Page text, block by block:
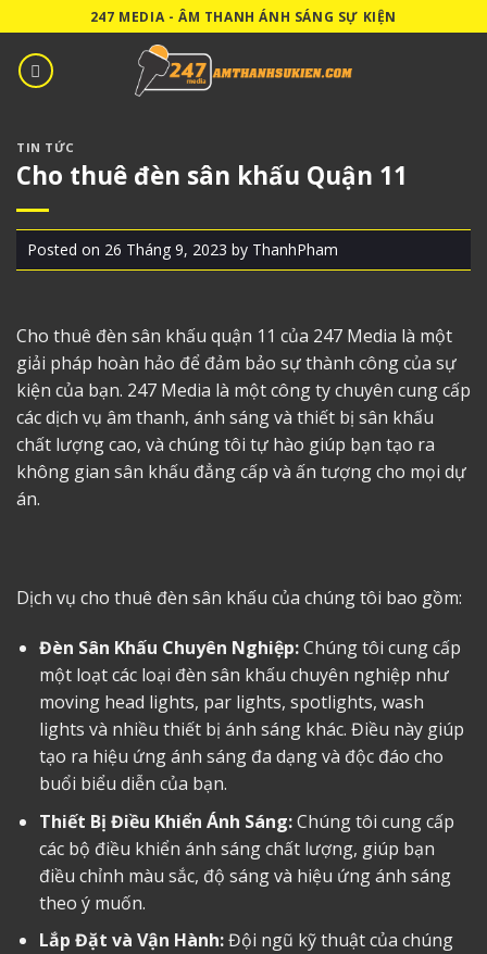
to
content
247 MEDIA - ÂM THANH ÁNH SÁNG SỰ KIỆN
TIN TỨC
Cho thuê đèn sân khấu Quận 11
Posted on 26 Tháng 9, 2023 by ThanhPham
Cho thuê đèn sân khấu quận 11 của 247 Media là một
giải pháp hoàn hảo để đảm bảo sự thành công của sự
kiện của bạn. 247 Media là một công ty chuyên cung cấp
các dịch vụ âm thanh, ánh sáng và thiết bị sân khấu
chất lượng cao, và chúng tôi tự hào giúp bạn tạo ra
không gian sân khấu đẳng cấp và ấn tượng cho mọi dự
án.
Dịch vụ cho thuê đèn sân khấu của chúng tôi bao gồm:
Đèn Sân Khấu Chuyên Nghiệp:Chúng tôi cung cấp
một loạt các loại đèn sân khấu chuyên nghiệp như
moving head lights, par lights, spotlights, wash
lights và nhiều thiết bị ánh sáng khác. Điều này giúp
tạo ra hiệu ứng ánh sáng đa dạng và độc đáo cho
buổi biểu diễn của bạn.
Thiết Bị Điều Khiển Ánh Sáng:Chúng tôi cung cấp
các bộ điều khiển ánh sáng chất lượng, giúp bạn
điều chỉnh màu sắc, độ sáng và hiệu ứng ánh sáng
theo ý muốn.
Lắp Đặt và Vận Hành:Đội ngũ kỹ thuật của chúng